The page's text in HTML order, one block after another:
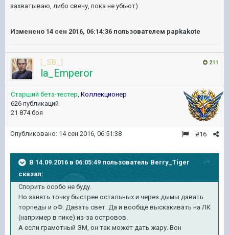
захватываю, либо свечу, пока не убьют)
Изменено 14 сен 2016, 06:14:36 пользователем papkakote
211
[_SB_]
la_Emperor
Старший бета-тестер, Коллекционер
626 публикаций
21 874 боя
#16
Опубликовано: 14 сен 2016, 06:51:38
В 14.09.2016 в 06:05:49 пользователь Berry_Tiger
сказал:
Спорить особо не буду.
Но занять точку быстрее остальных и через дымы давать
торпеды и оФ. Давать свет. Да и вообще выскакивать на ЛК
(например в пике) из-за островов.
А если грамотный ЭМ, он так может дать жару. Вон